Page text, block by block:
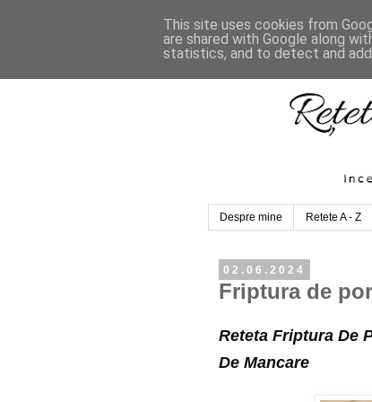
Despre mine Retete A - Z
02.06.2024
Friptura de
Reteta Friptura De
De Mancare
This site uses cookies from
are shared with Google along
statistics, and to detect and